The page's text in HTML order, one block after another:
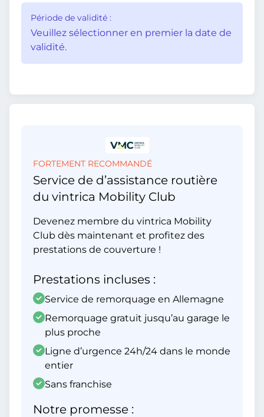
Période de validité :
Veuillez sélectionner en premier la date de
validité.
FORTEMENT RECOMMANDÉ
Service de d’assistance routière
du vintrica Mobility Club
Devenez membre du vintrica Mobility
Club dès maintenant et profitez des
prestations de couverture !
Prestations incluses :
Service de remorquage en Allemagne
Remorquage gratuit jusqu’au garage le
plus proche
Ligne d’urgence 24h/24 dans le monde
entier
Sans franchise
Notre promesse :